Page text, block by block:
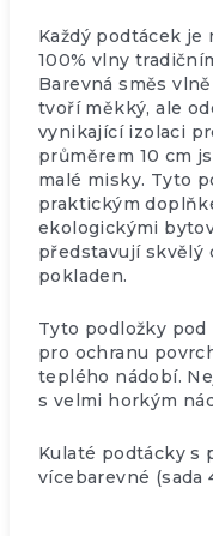
Každý podtácek je
100% vlny
Barevná směs
tvoří měkký, ale
vynikající izolaci
průměrem 10 cm
malé misky. Tyto
praktickým
ekologickými
představují skvělý
pokladen.
Tyto podložky
pro ochranu
teplého nádobí.
s velmi horkým
Kulaté podtácky s
vícebarevné (sada